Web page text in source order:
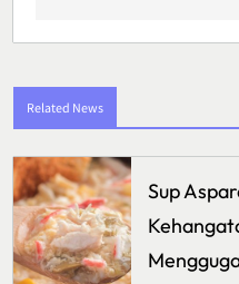
Related News
Sup